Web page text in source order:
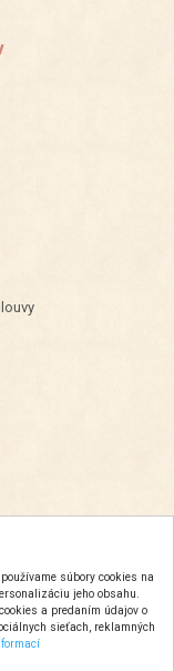
súbory cookies na
jeho obsahu.
a predaním údajov o
sieťach, reklamných